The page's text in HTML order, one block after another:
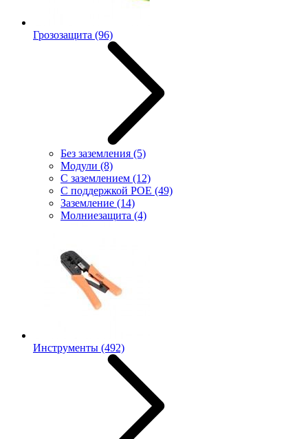
Грозозащита (96)
Без заземления (5)
Модули (8)
С заземлением (12)
С поддержкой POE (49)
Заземление (14)
Молниезащита (4)
Инструменты (492)